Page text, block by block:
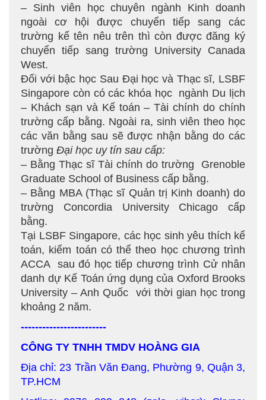
– Sinh viên học chuyên ngành Kinh doanh
ngoài cơ hội được chuyển tiếp sang các
trường kể tên nêu trên thì còn được đăng ký
chuyển tiếp sang trường University Canada
West.
Đối với bậc học Sau Đại học và Thạc sĩ, LSBF
Singapore còn có các khóa học ngành Du lịch
– Khách sạn và Kế toán – Tài chính do chính
trường cấp bằng. Ngoài ra, sinh viên theo học
các văn bằng sau sẽ được nhận bằng do các
trường Đại học uy tín sau cấp:
– Bằng Thạc sĩ Tài chính do trường Grenoble
Graduate School of Business cấp bằng.
– Bằng MBA (Thạc sĩ Quản trị Kinh doanh) do
trường Concordia University Chicago cấp
bằng.
Tại LSBF Singapore, các học sinh yêu thích kế
toán, kiểm toán có thể theo học chương trình
ACCA sau đó học tiếp chương trình Cử nhân
danh dự Kế Toán ứng dụng của Oxford Brooks
University – Anh Quốc với thời gian học trong
khoảng 2 năm.
------------------------
CÔNG TY TNHH TMDV HOÀNG GIA
Địa chỉ: 23 Trần Văn Đang, Phường 9, Quận 3,
TP.HCM